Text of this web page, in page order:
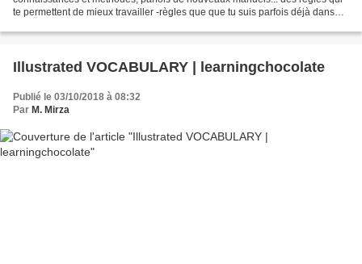
te permettent de mieux travailler -règles que que tu suis parfois déjà dans
Illustrated VOCABULARY | learningchocolate
Publié le 03/10/2018 à 08:32
Par M. Mirza